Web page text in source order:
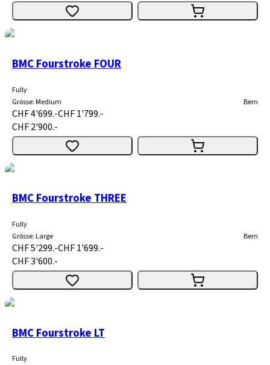
BMC Fourstroke FOUR
Fully
Grösse:Medium Bern
CHF 4'699.-CHF 1'799.-
CHF 2'900.-
BMC Fourstroke THREE
Fully
Grösse:Large Bern
CHF 5'299.-CHF 1'699.-
CHF 3'600.-
BMC Fourstroke LT
Fully